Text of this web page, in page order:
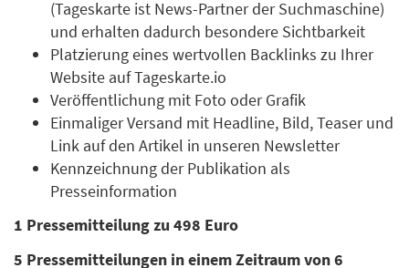
(Tageskarte ist News-Partner der Suchmaschine)
und erhalten dadurch besondere Sichtbarkeit
Platzierung eines wertvollen Backlinks zu Ihrer
Website auf Tageskarte.io
Veröffentlichung mit Foto oder Grafik
Einmaliger Versand mit Headline, Bild, Teaser und
Link auf den Artikel in unseren Newsletter
Kennzeichnung der Publikation als
Presseinformation
1 Pressemitteilung zu 498 Euro
5 Pressemitteilungen in einem Zeitraum von 6